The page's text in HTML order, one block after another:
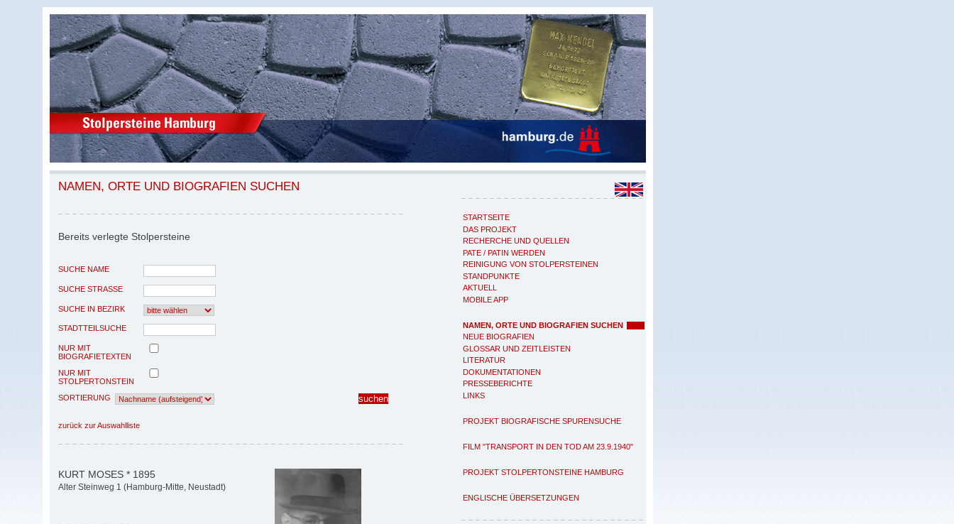
STARTSEITE
DAS PROJEKT
RECHERCHE UND QUELLEN
PATE / PATIN WERDEN
REINIGUNG VON STOLPERSTEINEN
STANDPUNKTE
AKTUELL
MOBILE APP
NAMEN, ORTE UND BIOGRAFIEN SUCHEN
NEUE BIOGRAFIEN
GLOSSAR UND ZEITLEISTEN
LITERATUR
DOKUMENTATIONEN
PRESSEBERICHTE
LINKS
PROJEKT BIOGRAFISCHE SPURENSUCHE
FILM "TRANSPORT IN DEN TOD AM 23.9.1940"
PROJEKT STOLPERTONSTEINE HAMBURG
ENGLISCHE ÜBERSETZUNGEN
NAMEN, ORTE UND BIOGRAFIEN SUCHEN
Bereits verlegte Stolpersteine
SUCHE NAME
SUCHE STRASSE
SUCHE IN BEZIRK
STADTTEILSUCHE
NUR MIT
BIOGRAFIETEXTEN
NUR MIT
STOLPERTONSTEIN
SORTIERUNG
zurück zur Auswahlliste
KURT MOSES * 1895
Alter Steinweg 1 (Hamburg-Mitte, Neustadt)